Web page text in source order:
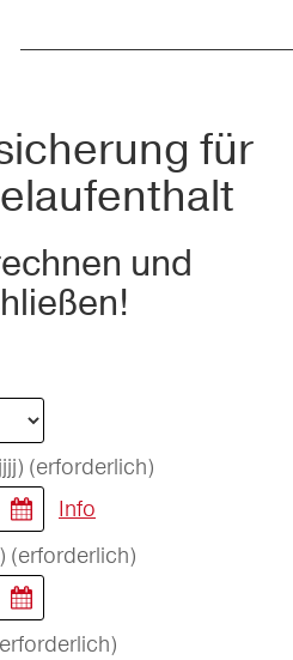
für
und
(erforderlich)
Info
(erforderlich)